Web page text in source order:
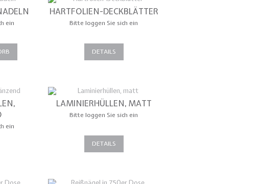
ein
HARTFOLIEN-DECKBLÄTTER
Bitte loggen Sie sich ein
DETAILS
ein
LAMINIERHÜLLEN, MATT
Bitte loggen Sie sich ein
DETAILS